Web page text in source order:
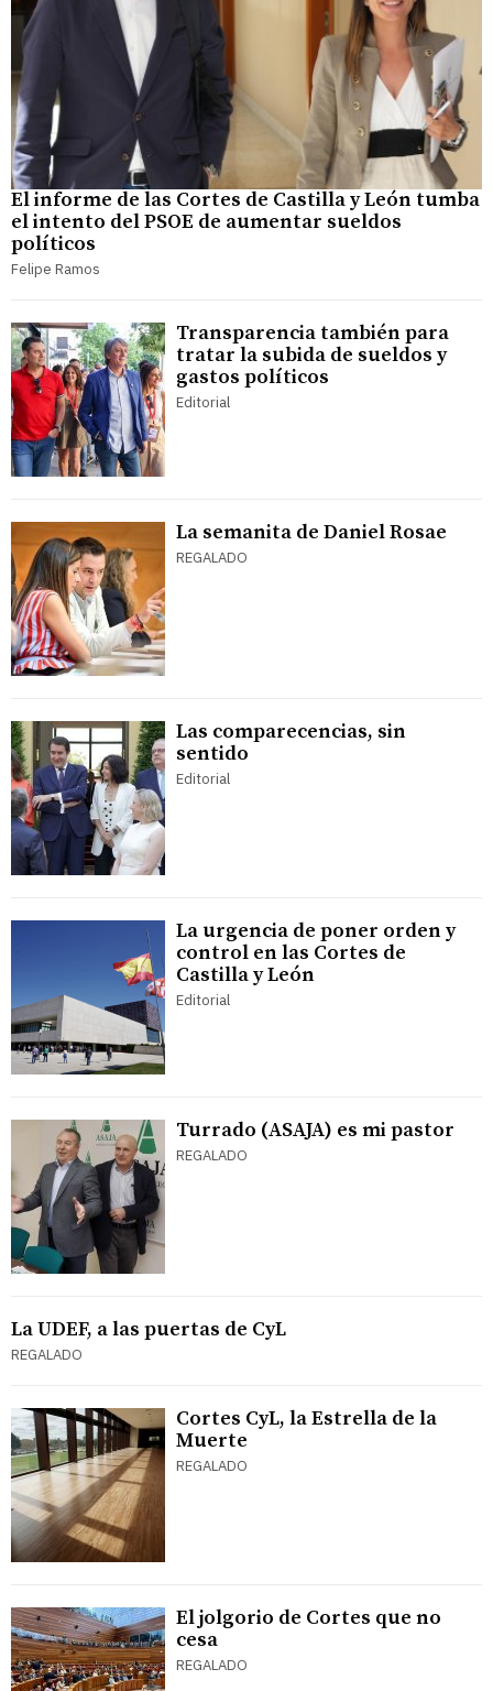
El informe de las Cortes de Castilla y León tumba
el intento del PSOE de aumentar sueldos
políticos
Felipe Ramos
Transparencia también para
tratar la subida de sueldos y
gastos políticos
Editorial
La semanita de Daniel Rosae
REGALADO
Las comparecencias, sin
sentido
Editorial
La urgencia de poner orden y
control en las Cortes de
Castilla y León
Editorial
Turrado (ASAJA) es mi pastor
REGALADO
La UDEF, a las puertas de CyL
REGALADO
Cortes CyL, la Estrella de la
Muerte
REGALADO
El jolgorio de Cortes que no
cesa
REGALADO